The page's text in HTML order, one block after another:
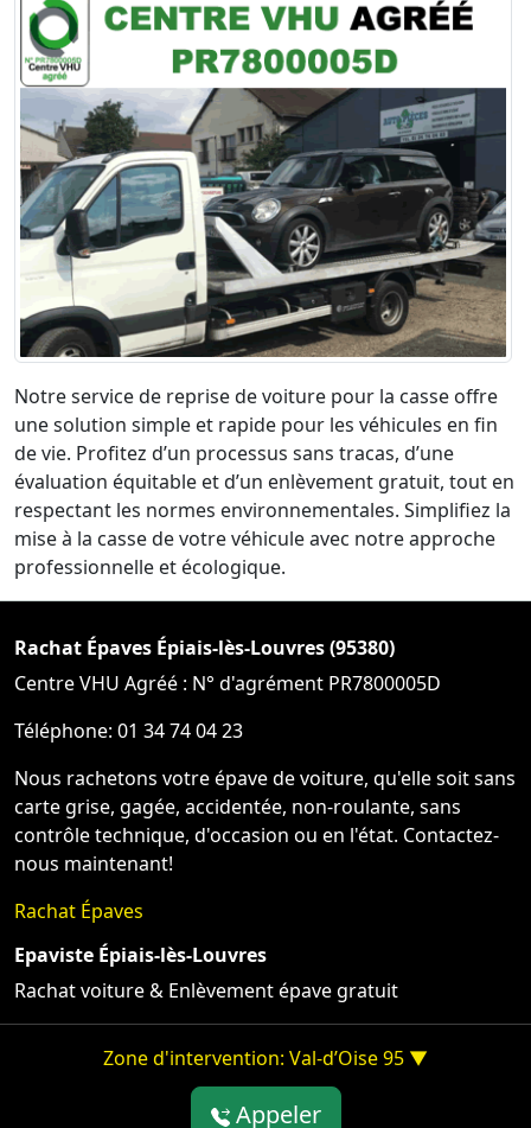
Notre service de reprise de voiture pour la casse offre
une solution simple et rapide pour les véhicules en fin
de vie. Profitez d’un processus sans tracas, d’une
évaluation équitable et d’un enlèvement gratuit, tout en
respectant les normes environnementales. Simplifiez la
mise à la casse de votre véhicule avec notre approche
professionnelle et écologique.
Rachat Épaves Épiais-lès-Louvres (95380)
Centre VHU Agréé : N° d'agrément PR7800005D
Téléphone: 01 34 74 04 23
Nous rachetons votre épave de voiture, qu'elle soit sans
carte grise, gagée, accidentée, non-roulante, sans
contrôle technique, d'occasion ou en l'état. Contactez-
nous maintenant!
Rachat Épaves
Epaviste Épiais-lès-Louvres
Rachat voiture & Enlèvement épave gratuit
Zone d'intervention: Val-d’Oise 95 ▼
Appeler